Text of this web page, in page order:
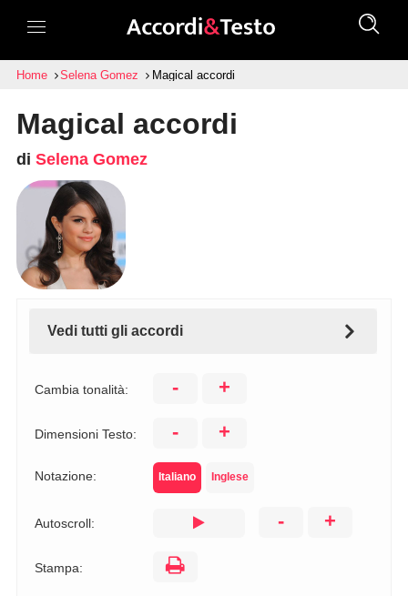
Home Selena Gomez Magical accordi
Magical accordi
di Selena Gomez
Vedi tutti gli accordi
Cambia tonalità: - +
Dimensioni Testo: - +
Notazione: Italiano Inglese
Autoscroll: - +
Stampa: